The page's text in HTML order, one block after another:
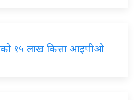
१५ लाख कित्ता आइपीओ